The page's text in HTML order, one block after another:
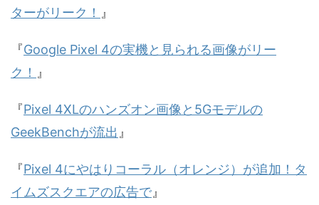
ターがリーク！
』
『Google Pixel 4の実機と見られる画像がリー
ク！
』
『Pixel 4XLのハンズオン画像と5Gモデルの
GeekBenchが流出 』
『Pixel 4にやはりコーラル（オレンジ）が追加！タ
イムズスクエアの広告で』